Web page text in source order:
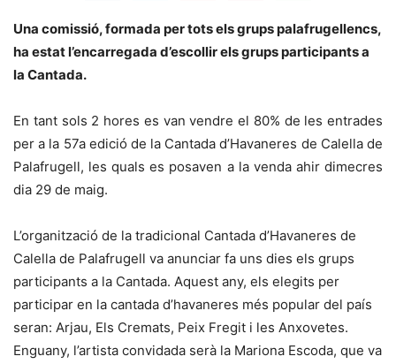
Una comissió, formada per tots els grups palafrugellencs,
ha estat l’encarregada d’escollir els grups participants a
la Cantada.
En tant sols 2 hores es van vendre el 80% de les entrades
per a la 57a edició de la Cantada d’Havaneres de Calella de
Palafrugell, les quals es posaven a la venda ahir dimecres
dia 29 de maig.
L’organització de la tradicional Cantada d’Havaneres de
Calella de Palafrugell va anunciar fa uns dies els grups
participants a la Cantada. Aquest any, els elegits per
participar en la cantada d’havaneres més popular del país
seran: Arjau, Els Cremats, Peix Fregit i les Anxovetes.
Enguany, l’artista convidada serà la Mariona Escoda, que va